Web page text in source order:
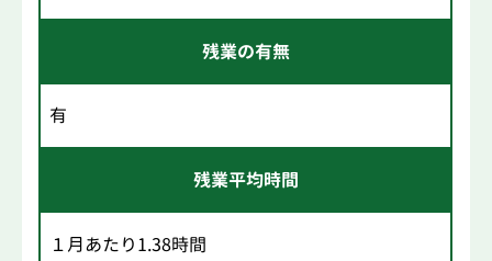
残業の有無
有
残業平均時間
１月あたり1.38時間